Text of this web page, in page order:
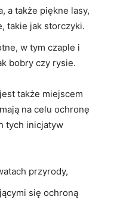
​a także‌ piękne lasy,⁣
takie ‍jak​ storczyki.
w tym⁤ czaple⁤ i
bobry czy⁣ rysie.
także⁤ miejscem
na celu ⁣ochronę
⁢tych inicjatyw
przyrody,
się ochroną